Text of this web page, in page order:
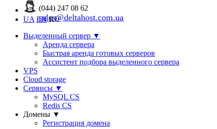
(044) 247 08 62
sales@deltahost.com.ua
UA EN RU
Выделенный сервер ▼
Аренда сервера
Быстрая аренда готовых серверов
Ассистент подбора выделенного сервера
VPS
Cloud storage
Сервисы ▼
MySQL CS
Redis CS
Домены ▼
Регистрация домена